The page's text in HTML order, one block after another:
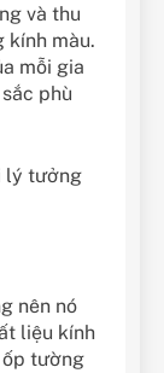
và thu
kính màu.
mỗi gia
phù
lý tưởng
nên nó
liệu kính
ốp tường